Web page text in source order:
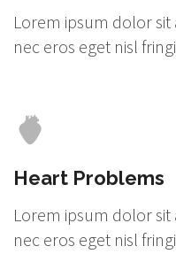
Lorem ipsum dolor sit
nec eros eget nisl
Heart Problems
Lorem ipsum dolor sit
nec eros eget nisl